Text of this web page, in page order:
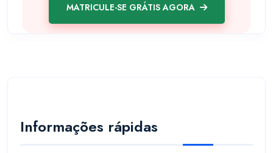
MATRICULE-SE GRÁTIS AGORA
Informações rápidas